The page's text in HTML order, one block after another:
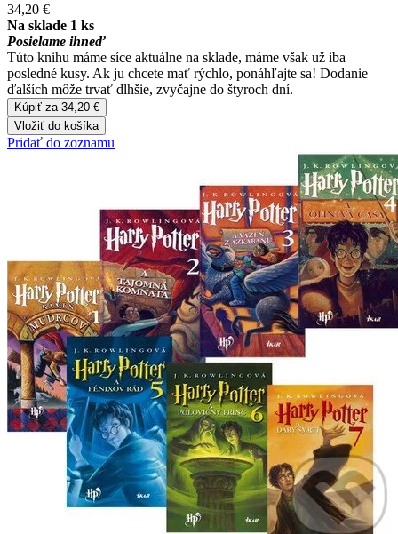
34,20 €
Na sklade 1 ks
Posielame ihneď
Túto knihu máme síce aktuálne na sklade, máme však už iba
posledné kusy. Ak ju chcete mať rýchlo, ponáhľajte sa! Dodanie
ďalších môže trvať dlhšie, zvyčajne do štyroch dní.
Kúpiť za 34,20 €
Vložiť do košíka
Pridať do zoznamu